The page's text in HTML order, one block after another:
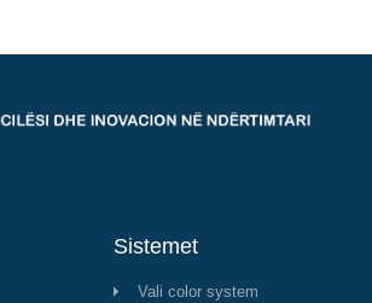
Sistemet
Vali color system